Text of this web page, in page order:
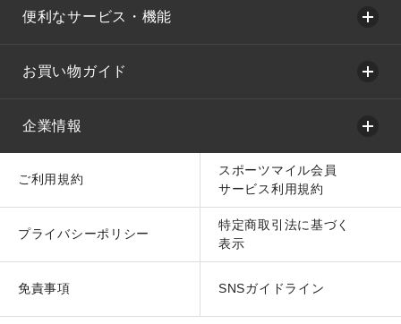
便利なサービス・機能
お買い物ガイド
企業情報
ご利用規約
スポーツマイル会員
サービス利用規約
プライバシーポリシー
特定商取引法に基づく
表示
免責事項 SNSガイドライン